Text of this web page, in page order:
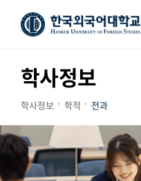
학사정보
학사정보 학적 전과